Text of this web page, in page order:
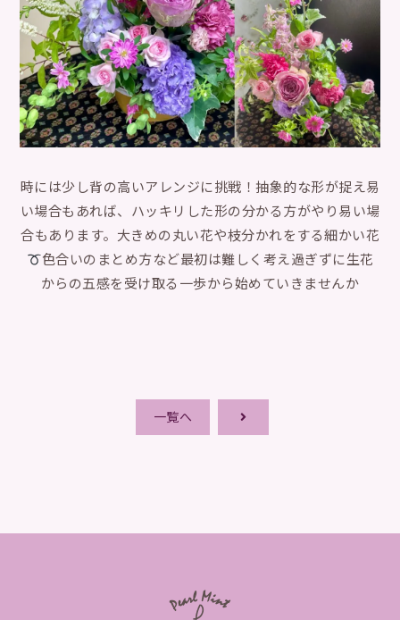
時には少し背の高いアレンジに挑戦！抽象的な形が捉え易
い場合もあれば、ハッキリした形の分かる方がやり易い場
合もあります。大きめの丸い花や枝分かれをする細かい花
色合いのまとめ方など最初は難しく考え過ぎずに生花
からの五感を受け取る一歩から始めていきませんか
一覧へ